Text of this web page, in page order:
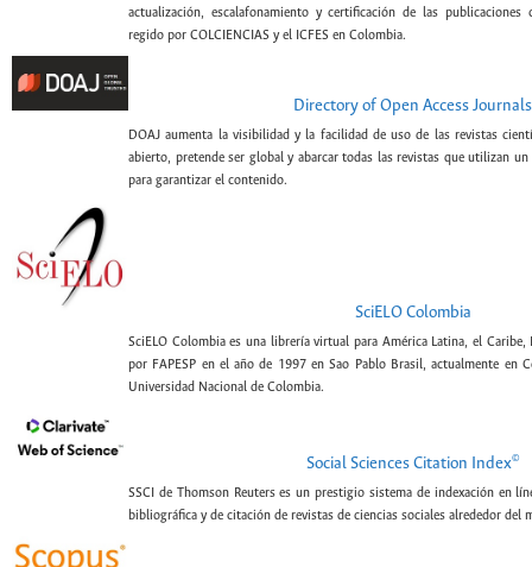
actualización, escalafonamiento y certificación de las publicaciones
regido por COLCIENCIAS y el ICFES en Colombia.
Directory of Open Access Journals
DOAJ aumenta la visibilidad y la facilidad de uso de las revistas
abierto, pretende ser global y abarcar todas las revistas que utilizan
para garantizar el contenido.
SciELO Colombia
SciELO Colombia es una librería virtual para América Latina, el Caribe,
por FAPESP en el año de 1997 en Sao Pablo Brasil, actualmente en
Universidad Nacional de Colombia.
Social Sciences Citation Index©
SSCI de Thomson Reuters es un prestigio sistema de indexación en
bibliográfica y de citación de revistas de ciencias sociales alrededor del